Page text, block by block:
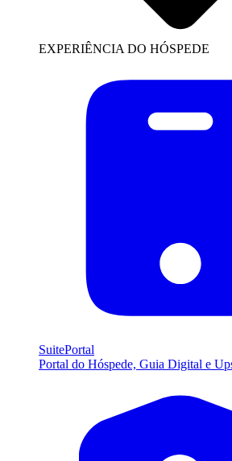
EXPERIÊNCIA DO HÓSPEDE
SuitePortal
Portal do Hóspede, Guia Digital e